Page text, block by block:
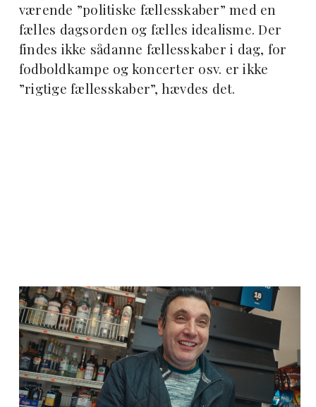
værende ”politiske fællesskaber” med en
fælles dagsorden og fælles idealisme. Der
findes ikke sådanne fællesskaber i dag, for
fodboldkampe og koncerter osv. er ikke
”rigtige fællesskaber”, hævdes det.